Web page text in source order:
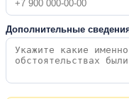
Дополнительные